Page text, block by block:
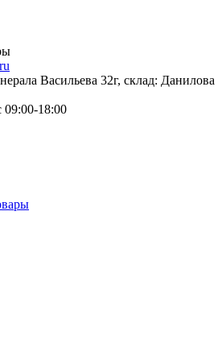
Васильева 32г, склад: Данилова
18:00